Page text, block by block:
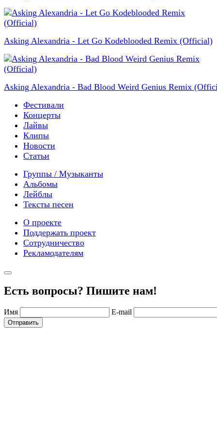
Asking Alexandria - Let Go Kodeblooded Remix (Official)
Asking Alexandria - Bad Blood Weird Genius Remix
Фестивали
Концерты
Лайвы
Клипы
Новости
Статьи
Группы / Музыканты
Альбомы
Лейблы
Тексты песен
О проекте
Поддержать проект
Сотрудничество
Рекламодателям
Есть вопросы? Пишите нам!
Имя E-mail